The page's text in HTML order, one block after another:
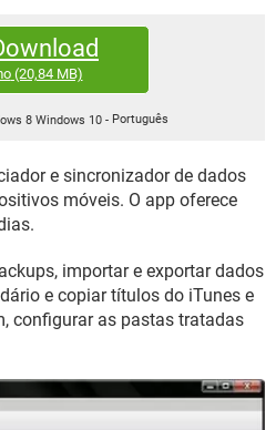
EXCEL
GMAIL
FACEBOOK
EXCEL
GMAIL
WHATSAPP
GMAIL
(20,84 MB)
8 Windows 10- Português
e sincronizador de dados
móveis. O app oferece
importar e exportar dados
e copiar títulos do iTunes e
configurar as pastas tratadas